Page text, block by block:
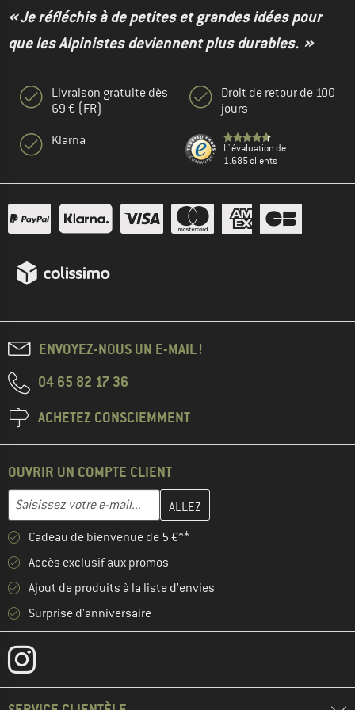
« Je réfléchis à de petites et grandes idées pour
que les Alpinistes deviennent plus durables. »
Livraison gratuite dès
69 € (FR)
Klarna
Droit de retour de 100
jours
L' évaluation de
1.685 clients
ENVOYEZ-NOUS UN E-MAIL !
04 65 82 17 36
ACHETEZ CONSCIEMMENT
OUVRIR UN COMPTE CLIENT
Adresse e-mail
Entrez votre adresse e-mail ici et créez votre compte client à la
Cadeau de bienvenue de 5 €**
Accès exclusif aux promos
Ajout de produits à la liste d'envies
Surprise d'anniversaire